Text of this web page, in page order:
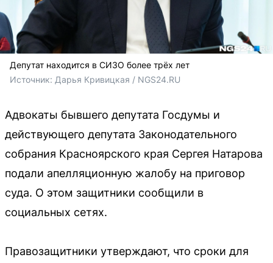
Депутат находится в СИЗО более трёх лет
Источник: Дарья Кривицкая / NGS24.RU
Адвокаты бывшего депутата Госдумы и
действующего депутата Законодательного
собрания Красноярского края Сергея Натарова
подали апелляционную жалобу на приговор
суда. О этом защитники сообщили в
социальных сетях.
Правозащитники утверждают, что сроки для